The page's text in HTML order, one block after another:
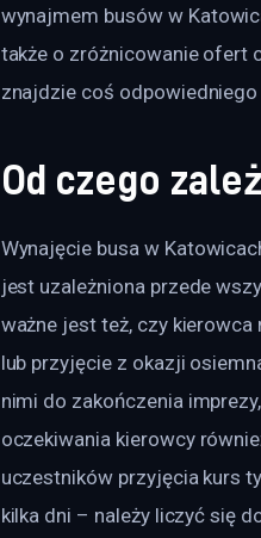
wynajmem busów w
także o zróżnicowanie ofert
znajdzie coś
Od czego
Wynajęcie busa w
jest uzależniona przede
ważne jest też, czy
lub przyjęcie z okazji
nimi do zakończenia
oczekiwania kierowcy
uczestników przyjęcia kurs
kilka dni – należy liczyć się